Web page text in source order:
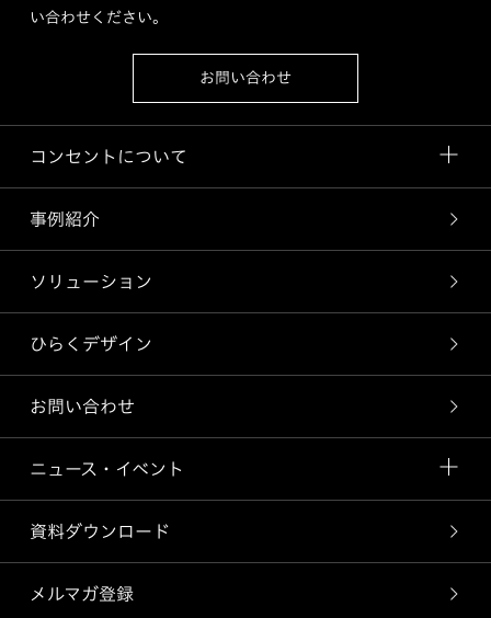
い合わせください。
お問い合わせ
コンセントについて
事例紹介
ソリューション
ひらくデザイン
お問い合わせ
ニュース・イベント
資料ダウンロード
メルマガ登録